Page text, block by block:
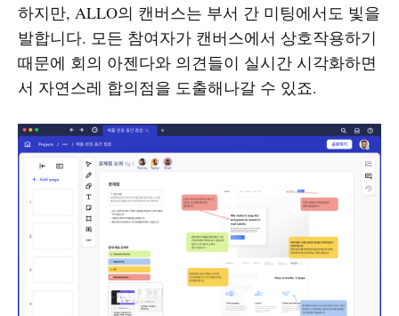
하지만, ALLO의 캔버스는 부서 간 미팅에서도 빛을
발합니다. 모든 참여자가 캔버스에서 상호작용하기
때문에 회의 아젠다와 의견들이 실시간 시각화하면
서 자연스레 합의점을 도출해나갈 수 있죠.